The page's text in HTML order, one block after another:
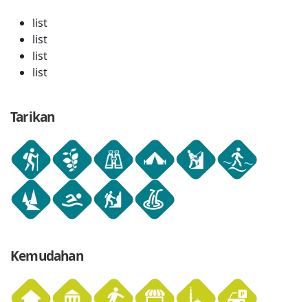
list
list
list
list
Tarikan
Kemudahan